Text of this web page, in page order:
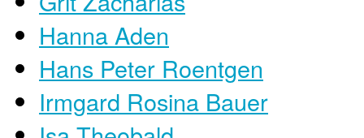
Hanna Aden
Hans Peter Roentgen
Irmgard Rosina Bauer